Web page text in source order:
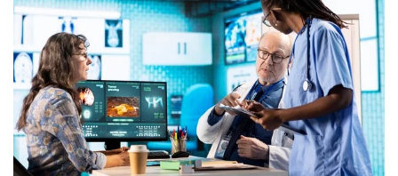
Podróż kulinarna: odkrywanie zdrowych
przepisów z różnych stron świata
Odkryj zdrowe przepisy z różnych regionów świata
i zobacz, jak różne kultury kształtują dietę. Dołącz
do nas w podróży w poszukiwaniu najzdrowszych
kuchni świata.